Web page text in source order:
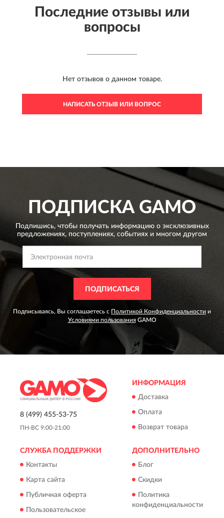
Последние отзывы или
вопросы
Нет отзывов о данном товаре.
НАПИСАТЬ ОТЗЫВ ИЛИ ВОПРОС
ПОДПИСКА GAMO
Подпишись, чтобы получать информацию о эксклюзивных
предложениях, поступлениях, событиях и многом другом
ПОДПИСАТЬСЯ
Подписываясь, Вы соглашаетесь с Политикой Конфиденциальности и
Условиями пользованияGAMO
8 (499) 455-53-75
ПН-ВС 9:00-21:00
ИНФОРМАЦИЯ
Доставка
Оплата
Возврат товара
СЛУЖБА ПОДДЕРЖКИ
Контакты
Карта сайта
Публичная оферта
Пользовательское
ДОПОЛНИТЕЛЬНО
Блог
Скидки
Политика
конфиденциальности